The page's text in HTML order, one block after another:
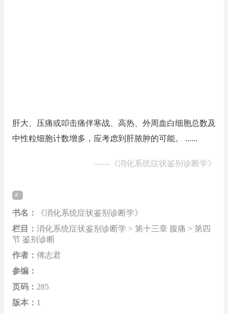
肝大、压痛或叩击痛伴寒战、高热、外周血白细胞总数及
中性粒细胞计数增多，应考虑到肝脓肿的可能。 ......
—— 《消化系统症状鉴别诊断学》
书名：
《消化系统症状鉴别诊断学》
栏目： 消化系统症状鉴别诊断学 > 第十三章 腹痛 > 第四
节 鉴别诊断
作者： 傅志君
参编：
页码： 285
版本： 1